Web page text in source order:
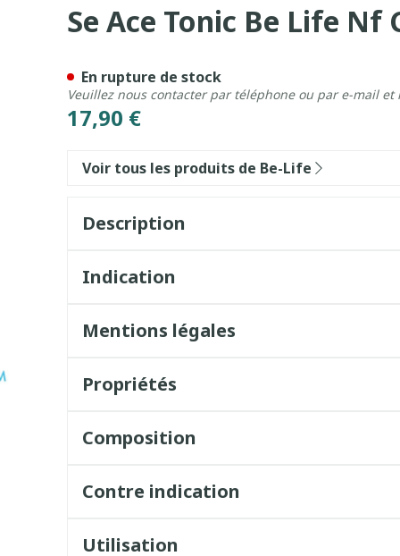
60 Remp. 3511979
Se Ace Tonic Be Life Nf
17,90 €
En rupture de stock
Veuillez nous contacter par téléphone ou par e-mail
Voir tous les produits de Be-Life
Description
Indication
Mentions légales
Propriétés
Composition
Contre indication
Utilisation